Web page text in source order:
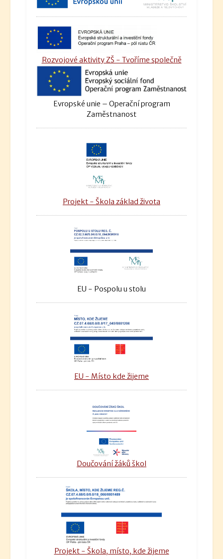
Rozvojové aktivity ZŠ - Tvoříme společně
Evropské unie – Operační program
Zaměstnanost
Projekt - Škola základ života
EU - Pospolu u stolu
EU - Místo kde žijeme
Doučování žáků škol
Projekt - Škola, místo, kde žijeme